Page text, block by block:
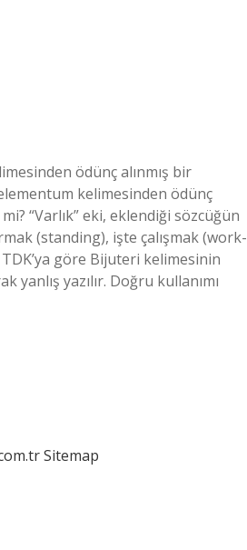
ödünç alınmış bir
kelimesinden ödünç
“Varlık” eki, eklendiği sözcüğün
(standing), işte çalışmak (work-
TDK’ya göre Bijuteri kelimesinin
yanlış yazılır. Doğru kullanımı
Sitemap